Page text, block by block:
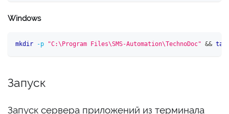
Windows
mkdir -p "C:\Program Files\SMS-Automation\TechnoDoc" && tar
Запуск
Запуск сервера приложений из терминала